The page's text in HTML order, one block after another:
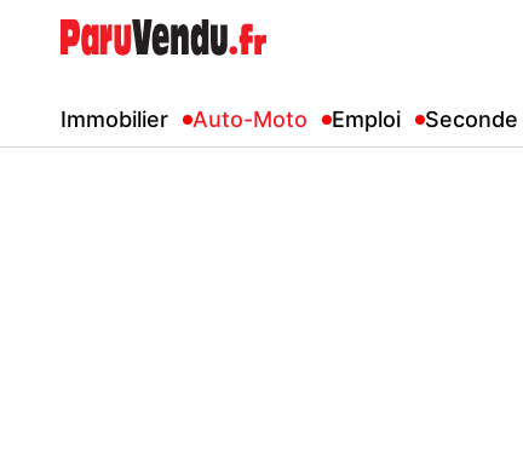
Immobilier Auto-Moto Emploi Seconde